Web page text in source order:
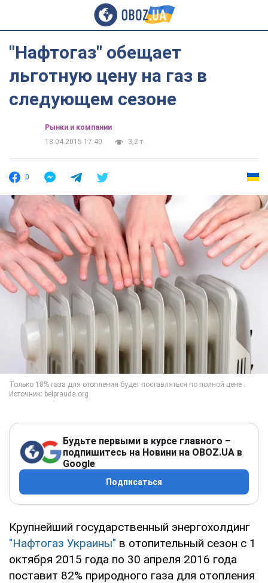
"Нафтогаз" обещает
льготную цену на газ в
следующем сезоне
Рынки и компании
18.04.2015 17:40
3,2 т.
0
Будьте первыми в курсе главного –
подпишитесь на Новини на OBOZ.UA в
Google
Подписаться
Крупнейший государственный энергохолдинг
"Нафтогаз Украины" в отопительный сезон с 1
октября 2015 года по 30 апреля 2016 года
поставит 82% природного газа для отопления